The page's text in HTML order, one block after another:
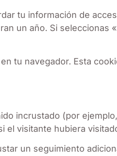
tu información de
un año. Si
tu navegador. Esta
incrustado (por
el visitante hubiera
un seguimiento